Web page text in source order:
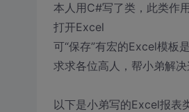
本人用C#写了类，此类作
打开Excel
可“保存”有宏的Excel模板
求求各位高人，帮小弟解决
以下是小弟写的Excel报表类